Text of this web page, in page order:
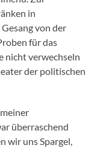
in
von der
für das
nicht verwechseln
der politischen
überraschend
wir uns Spargel,